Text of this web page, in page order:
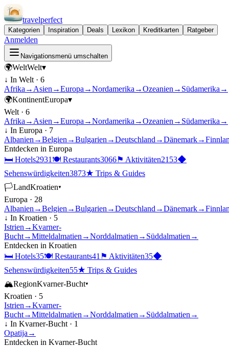
travelperfect
Kategorien Inspiration Deals Lexikon Kreditkarten Ratgeber
Anmelden
Navigationsmenü umschalten
🌍WeltWelt▾
↓ In Welt · 6
Afrika → Asien →Europa →Nordamerika →Ozeanien → Südamerika →
🌍KontinentEuropa▾
Welt · 6
Afrika → Asien →Europa →Nordamerika →Ozeanien → Südamerika →
↓ In Europa · 7
Albanien →Belgien →Bulgarien →Deutschland →Dänemark→
Entdecken in Europa
🛏 Hotels2931 🍽 Restaurants3066⚑ Aktivitäten2153◆
Sehenswürdigkeiten3873★ Trips & Guides
🏳LandKroatien▾
Europa · 28
Albanien →Belgien →Bulgarien →Deutschland →Dänemark→
↓ In Kroatien · 5
Istrien →Kvarner-
Bucht→Mitteldalmatien →Norddalmatien → Süddalmatien →
Entdecken in Kroatien
🛏 Hotels35🍽 Restaurants41 ⚑ Aktivitäten35◆
Sehenswürdigkeiten55★ Trips & Guides
🏔RegionKvarner-Bucht▾
Kroatien · 5
Istrien →Kvarner-
Bucht→Mitteldalmatien →Norddalmatien → Süddalmatien →
↓ In Kvarner-Bucht · 1
Opatija →
Entdecken in Kvarner-Bucht